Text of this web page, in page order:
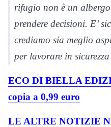
rifugio non è un
prendere decisioni. E’
crediamo sia meglio
per lavorare in
ECO DI BIELLA
copia a 0,99 euro
LE ALTRE NOTIZIE